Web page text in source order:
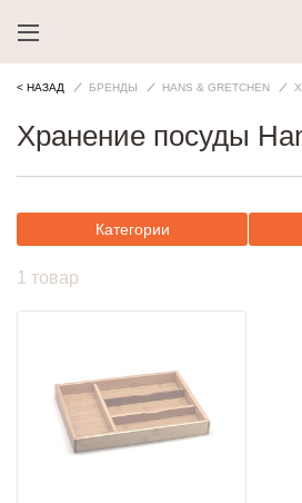
< НАЗАД БРЕНДЫ HANS & GRETCHEN
Хранение посуды
Категории
1 товар